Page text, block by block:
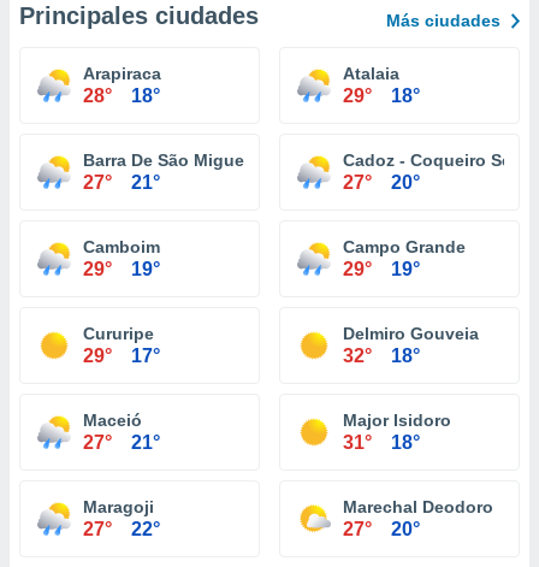
Principales ciudades Más ciudades
Arapiraca
28° 18°
Atalaia
29° 18°
Barra De São Miguel
27° 21°
Cadoz - Coqueiro Seco
27° 20°
Camboim
29° 19°
Campo Grande
29° 19°
Cururipe
29° 17°
Delmiro Gouveia
32° 18°
Maceió
27° 21°
Major Isidoro
31° 18°
Maragoji
27° 22°
Marechal Deodoro
27° 20°